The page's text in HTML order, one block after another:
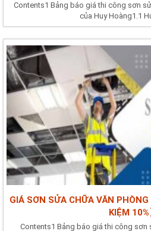
Contents1 Bảng báo giá thi công sơn
của Huy Hoàng1.1
GIÁ SƠN SỬA CHỮA VĂN
KIỆM 10%
Contents1 Bảng báo giá thi công sơn